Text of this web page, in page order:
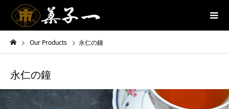
Our Products 永仁の鐘
永仁の鐘